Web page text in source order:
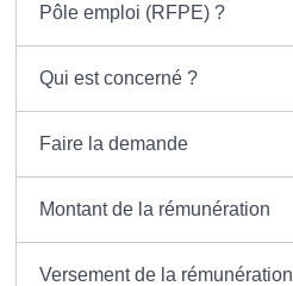
Pôle emploi (RFPE) ?
Qui est concerné ?
Faire la demande
Montant de la rémunération
Versement de la rémunération